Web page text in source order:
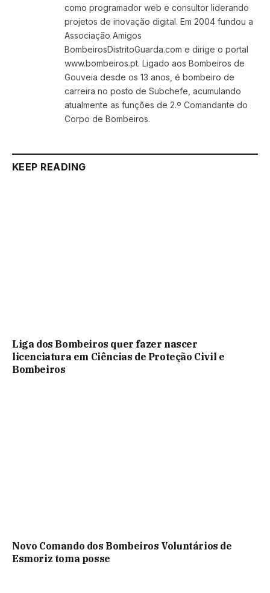
como programador web e consultor liderando
projetos de inovação digital. Em 2004 fundou a
Associação Amigos
BombeirosDistritoGuarda.com e dirige o portal
www.bombeiros.pt. Ligado aos Bombeiros de
Gouveia desde os 13 anos, é bombeiro de
carreira no posto de Subchefe, acumulando
atualmente as funções de 2.º Comandante do
Corpo de Bombeiros.
KEEP READING
Liga dos Bombeiros quer fazer nascer
licenciatura em Ciências de Proteção Civil e
Bombeiros
Novo Comando dos Bombeiros Voluntários de
Esmoriz toma posse